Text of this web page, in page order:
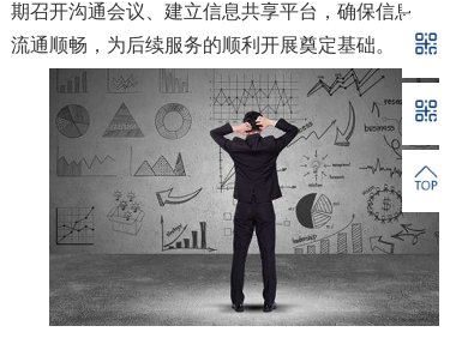
期召开沟通会议、建立信息共享平台，确保信息
流通顺畅，为后续服务的顺利开展奠定基础。